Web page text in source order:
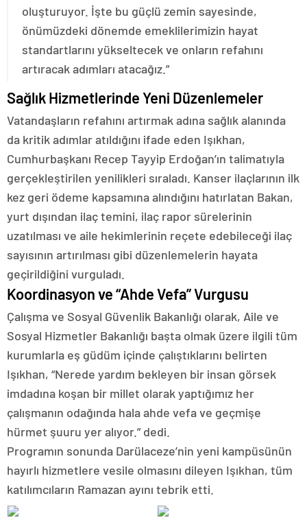
oluşturuyor. İşte bu güçlü zemin sayesinde,
önümüzdeki dönemde emeklilerimizin hayat
standartlarını yükseltecek ve onların refahını
artıracak adımları atacağız.”
Sağlık Hizmetlerinde Yeni Düzenlemeler
Vatandaşların refahını artırmak adına sağlık alanında
da kritik adımlar atıldığını ifade eden Işıkhan,
Cumhurbaşkanı Recep Tayyip Erdoğan’ın talimatıyla
gerçekleştirilen yenilikleri sıraladı. Kanser ilaçlarının ilk
kez geri ödeme kapsamına alındığını hatırlatan Bakan,
yurt dışından ilaç temini, ilaç rapor sürelerinin
uzatılması ve aile hekimlerinin reçete edebileceği ilaç
sayısının artırılması gibi düzenlemelerin hayata
geçirildiğini vurguladı.
Koordinasyon ve “Ahde Vefa” Vurgusu
Çalışma ve Sosyal Güvenlik Bakanlığı olarak, Aile ve
Sosyal Hizmetler Bakanlığı başta olmak üzere ilgili tüm
kurumlarla eş güdüm içinde çalıştıklarını belirten
Işıkhan, “Nerede yardım bekleyen bir insan görsek
imdadına koşan bir millet olarak yaptığımız her
çalışmanın odağında hala ahde vefa ve geçmişe
hürmet şuuru yer alıyor.” dedi.
Programın sonunda Darülaceze’nin yeni kampüsünün
hayırlı hizmetlere vesile olmasını dileyen Işıkhan, tüm
katılımcıların Ramazan ayını tebrik etti.